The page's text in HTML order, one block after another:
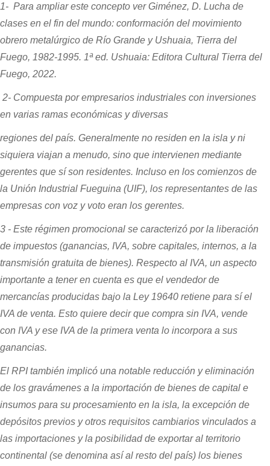
1- Para ampliar este concepto ver Giménez, D. Lucha de
clases en el fin del mundo: conformación del movimiento
obrero metalúrgico de Río Grande y Ushuaia, Tierra del
Fuego, 1982-1995. 1ª ed. Ushuaia: Editora Cultural Tierra del
Fuego, 2022.
2- Compuesta por empresarios industriales con inversiones
en varias ramas económicas y diversas
regiones del país. Generalmente no residen en la isla y ni
siquiera viajan a menudo, sino que intervienen mediante
gerentes que sí son residentes. Incluso en los comienzos de
la Unión Industrial Fueguina (UIF), los representantes de las
empresas con voz y voto eran los gerentes.
3 - Este régimen promocional se caracterizó por la liberación
de impuestos (ganancias, IVA, sobre capitales, internos, a la
transmisión gratuita de bienes). Respecto al IVA, un aspecto
importante a tener en cuenta es que el vendedor de
mercancías producidas bajo la Ley 19640 retiene para sí el
IVA de venta. Esto quiere decir que compra sin IVA, vende
con IVA y ese IVA de la primera venta lo incorpora a sus
ganancias.
El RPI también implicó una notable reducción y eliminación
de los gravámenes a la importación de bienes de capital e
insumos para su procesamiento en la isla, la excepción de
depósitos previos y otros requisitos cambiarios vinculados a
las importaciones y la posibilidad de exportar al territorio
continental (se denomina así al resto del país) los bienes